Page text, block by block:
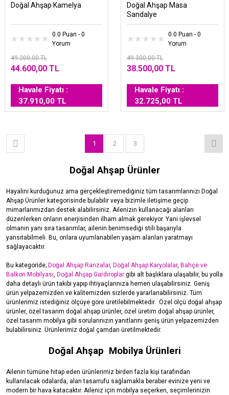
Doğal Ahşap Kamelya
0.0 Puan - 0
Yorum
49.200,00 TL
44.600,00 TL
Havale Fiyatı :
37.910,00 TL
Doğal Ahşap Masa
Sandalye
0.0 Puan - 0
Yorum
49.300,00 TL
38.500,00 TL
Havale Fiyatı :
32.725,00 TL
1 2 3
Doğal Ahşap Ürünler
Hayalini kurduğunuz ama gerçekleştiremediğiniz tüm tasarımlarınızı Doğal
Ahşap Ürünler kategorisinde bulabilir veya bizimle iletişime geçip
mimarlarımızdan destek alabilirsiniz. Ailenizin kullanacağı alanları
düzenlerken onların enerjisinden ilham almak gerekiyor. Yani işlevsel
olmanın yanı sıra tasarımlar, ailenin benimsediği stili başarıyla
yansıtabilmeli. Bu, onlara uyumlanabilen yaşam alanları yaratmayı
sağlayacaktır.
Bu kategoride; Doğal Ahşap Ranzalar, Doğal Ahşap Karyolalar, Bahçe ve
Balkon Mobilyası Doğal Ahşap Gardıroplar gibi alt başlıklara ulaşabilir, bu yolla
daha detaylı ürün takibi yapıp ihtiyaçlarınıza hemen ulaşabilirsiniz. Geniş
ürün yelpazemizden ve kalitemizden sizlerde yararlanabilirsiniz. Tüm
ürünlerimiz istediğiniz ölçüye göre üretilebilmektedir. Özel ölçü doğal ahşap
ürünler, özel tasarım doğal ahşap ürünler, özel üretim doğal ahşap ürünler,
özel tasarım mobilya gibi sorularınızın yanıtlarını geniş ürün yelpazemizden
bulabilirsiniz. Ürünlerimiz doğal çamdan üretilmektedir.
Doğal Ahşap Mobilya Ürünleri
Ailenin tümüne hitap eden ürünlerimiz birden fazla kişi tarafından
kullanılacak odalarda, alan tasarrufu sağlamakla beraber evinize yeni ve
modern bir hava katacaktır. Aileniz için mobilya seçerken, seçimlerinizin